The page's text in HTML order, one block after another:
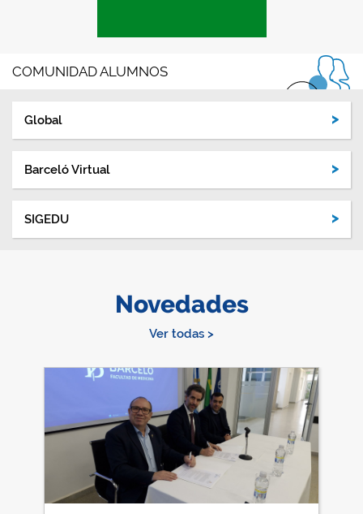
COMUNIDAD ALUMNOS
Global
Barceló Virtual
SIGEDU
Novedades
Ver todas >